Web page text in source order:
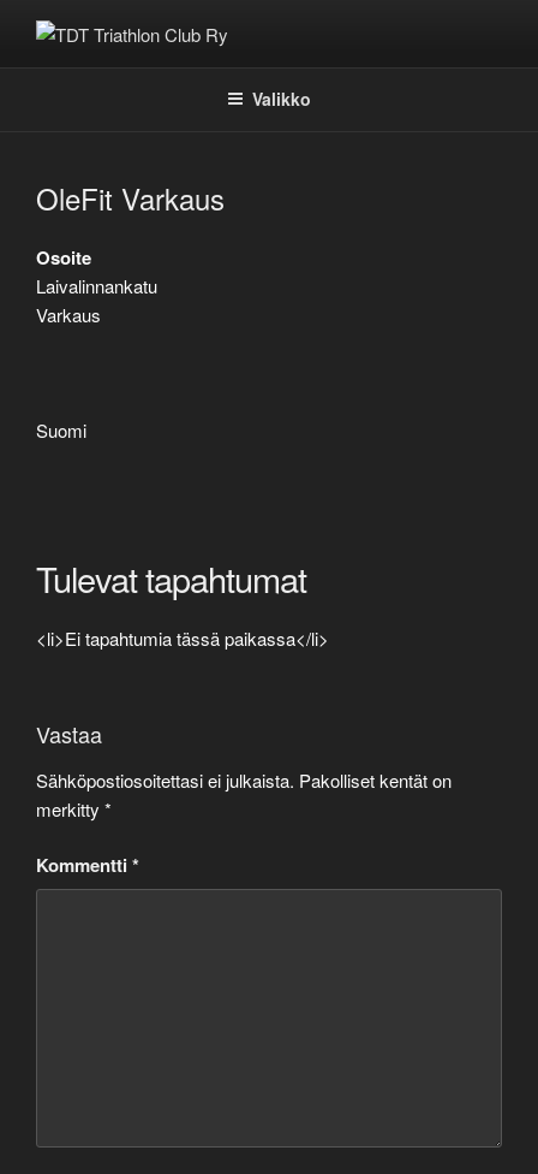
sisältöön
TDT TRIATHLON CLUB RY
Valikko
OleFit Varkaus
Osoite
Laivalinnankatu
Varkaus
Suomi
Tulevat tapahtumat
<li>Ei tapahtumia tässä paikassa</li>
Vastaa
Sähköpostiosoitettasi ei julkaista. Pakolliset kentät on
merkitty *
Kommentti*